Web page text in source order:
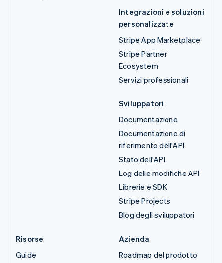
Integrazioni e soluzioni
personalizzate
Stripe App Marketplace
Stripe Partner
Ecosystem
Servizi professionali
Sviluppatori
Documentazione
Documentazione di
riferimento dell'API
Stato dell'API
Log delle modifiche API
Librerie e SDK
Stripe Projects
Blog degli sviluppatori
Risorse
Guide
Azienda
Roadmap del prodotto